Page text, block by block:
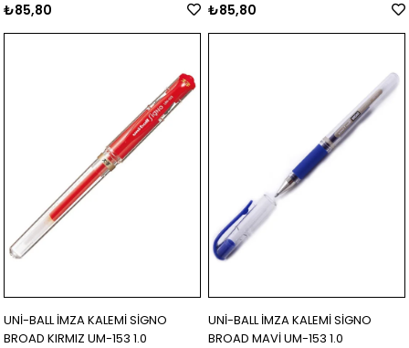
₺85,80 ₺85,80
UNİ-BALL İMZA KALEMİ SİGNO
BROAD KIRMIZ UM-153 1.0
UNİ-BALL İMZA KALEMİ SİGNO
BROAD MAVİ UM-153 1.0